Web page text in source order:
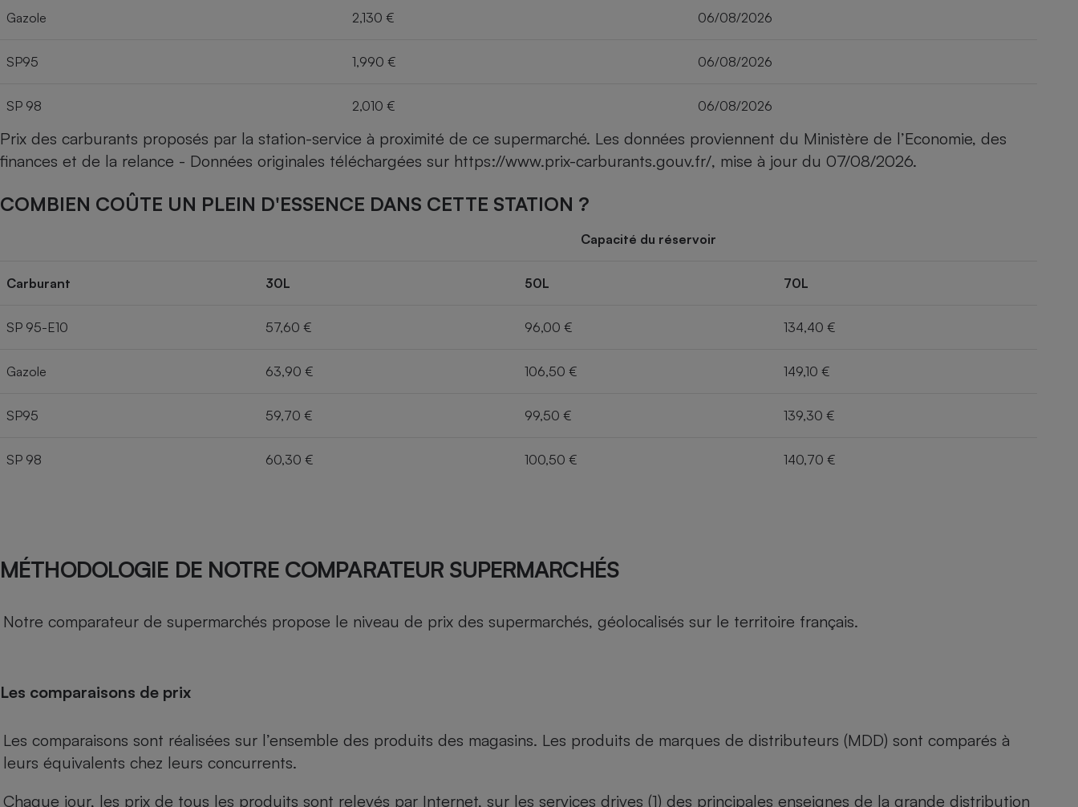
Gazole 2,130 € 06/08/2026
SP95 1,990 € 06/08/2026
SP 98 2,010 € 06/08/2026
Prix des carburants proposés par la station-service à proximité de ce supermarché. Les données proviennent du Ministère de l’Economie, des
finances et de la relance - Données originales téléchargées sur https://www.prix-carburants.gouv.fr/, mise à jour du 07/08/2026.
COMBIEN COÛTE UN PLEIN D'ESSENCE DANS CETTE STATION ?
Capacité du réservoir
Carburant 30L 50L 70L
SP 95-E10 57,60 € 96,00 € 134,40 €
Gazole 63,90 € 106,50 € 149,10 €
SP95 59,70 € 99,50 € 139,30 €
SP 98 60,30 € 100,50 € 140,70 €
MÉTHODOLOGIE DE NOTRE COMPARATEUR SUPERMARCHÉS
Notre comparateur de supermarchés propose le niveau de prix des supermarchés, géolocalisés sur le territoire français.
Les comparaisons de prix
Les comparaisons sont réalisées sur l’ensemble des produits des magasins. Les produits de marques de distributeurs (MDD) sont comparés à
leurs équivalents chez leurs concurrents.
Chaque jour, les prix de tous les produits sont relevés par Internet, sur les services drives (1) des principales enseignes de la grande distribution